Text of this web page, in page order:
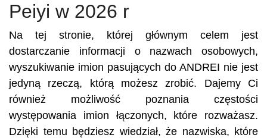
Peiyi w 2026 r
Na tej stronie, której głównym celem jest
dostarczanie informacji o nazwach osobowych,
wyszukiwanie imion pasujących do ANDREI nie jest
jedyną rzeczą, którą możesz zrobić. Dajemy Ci
również możliwość poznania częstości
występowania imion łączonych, które rozważasz.
Dzięki temu będziesz wiedział, że nazwiska, które